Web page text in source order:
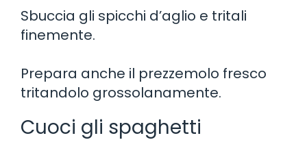
Sbuccia gli spicchi d’aglio e tritali
finemente.
Prepara anche il prezzemolo fresco
tritandolo grossolanamente.
Cuoci gli spaghetti